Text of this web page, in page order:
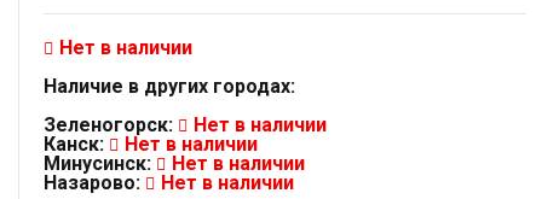
Нет в наличии
Наличие в других городах:
Зеленогорск:
Нет в наличии
Канск:
Нет в наличии
Минусинск:
Нет в наличии
Назарово:
Нет в наличии